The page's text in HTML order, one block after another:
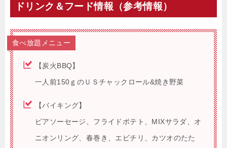
ドリンク＆フード情報（参考情報）
食べ放題メニュー
【炭火BBQ】
一人前150ｇのＵＳチャックロール&焼き野菜
【バイキング】
ビアソーセージ、フライドポテト、MIXサラダ、オ
ニオンリング、春巻き、エビチリ、カツオのたた